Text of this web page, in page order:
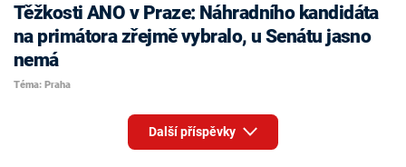
Těžkosti ANO v Praze: Náhradního kandidáta
na primátora zřejmě vybralo, u Senátu jasno
nemá
Téma: Praha
Další příspěvky